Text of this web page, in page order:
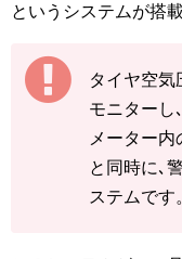
というシステムが搭
タイヤ空気
モニターし
メーター内
と同時に､
ステムです